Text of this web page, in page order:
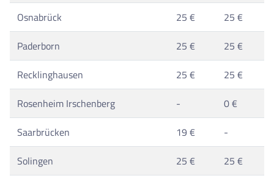
Osnabrück
25 €
25 €
Paderborn
25 €
25 €
Recklinghausen
25 €
25 €
Rosenheim Irschenberg
-
0 €
Saarbrücken
19 €
-
Solingen
25 €
25 €